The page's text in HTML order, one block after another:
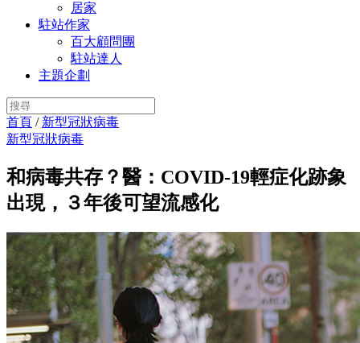
居家
駐站作家
百大顧問團
駐站達人
主題企劃
首頁 / 新型冠狀病毒
新型冠狀病毒
和病毒共存？醫：COVID-19輕症化跡象
出現，３年後可望流感化